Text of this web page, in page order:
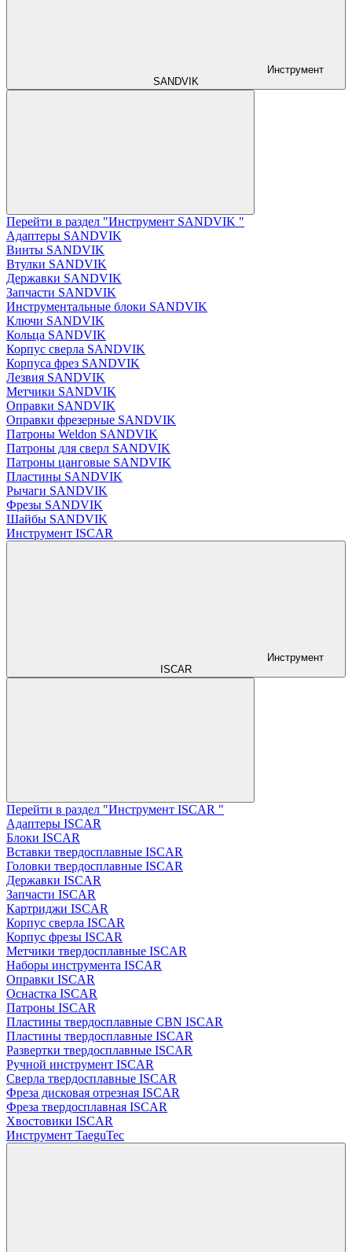
Инструмент
SANDVIK
Перейти в раздел "Инструмент SANDVIK "
Адаптеры SANDVIK
Винты SANDVIK
Втулки SANDVIK
Державки SANDVIK
Запчасти SANDVIK
Инструментальные блоки SANDVIK
Ключи SANDVIK
Кольца SANDVIK
Корпус сверла SANDVIK
Корпуса фрез SANDVIK
Лезвия SANDVIK
Метчики SANDVIK
Оправки SANDVIK
Оправки фрезерные SANDVIK
Патроны Weldon SANDVIK
Патроны для сверл SANDVIK
Патроны цанговые SANDVIK
Пластины SANDVIK
Рычаги SANDVIK
Фрезы SANDVIK
Шайбы SANDVIK
Инструмент ISCAR
Инструмент
ISCAR
Перейти в раздел "Инструмент ISCAR "
Адаптеры ISCAR
Блоки ISCAR
Вставки твердосплавные ISCAR
Головки твердосплавные ISCAR
Державки ISCAR
Запчасти ISCAR
Картриджи ISCAR
Корпус сверла ISCAR
Корпус фрезы ISCAR
Метчики твердосплавные ISCAR
Наборы инструмента ISCAR
Оправки ISCAR
Оснастка ISCAR
Патроны ISCAR
Пластины твердосплавные CBN ISCAR
Пластины твердосплавные ISCAR
Развертки твердосплавные ISCAR
Ручной инструмент ISCAR
Сверла твердосплавные ISCAR
Фреза дисковая отрезная ISCAR
Фреза твердосплавная ISCAR
Хвостовики ISCAR
Инструмент TaeguTec